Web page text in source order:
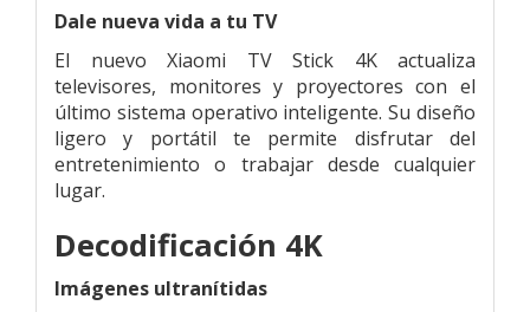
Dale nueva vida a tu TV
El nuevo Xiaomi TV Stick 4K actualiza
televisores, monitores y proyectores con el
último sistema operativo inteligente. Su diseño
ligero y portátil te permite disfrutar del
entretenimiento o trabajar desde cualquier
lugar.
Decodificación 4K
Imágenes ultranítidas